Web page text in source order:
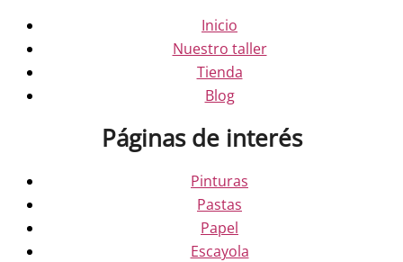
Inicio
Nuestro taller
Tienda
Blog
Páginas de interés
Pinturas
Pastas
Papel
Escayola